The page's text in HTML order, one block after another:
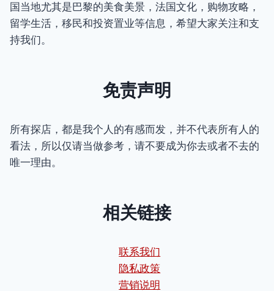
国当地尤其是巴黎的美食美景，法国文化，购物攻略，
留学生活，移民和投资置业等信息，希望大家关注和支
持我们。
免责声明
所有探店，都是我个人的有感而发，并不代表所有人的
看法，所以仅请当做参考，请不要成为你去或者不去的
唯一理由。
相关链接
联系我们
隐私政策
营销说明